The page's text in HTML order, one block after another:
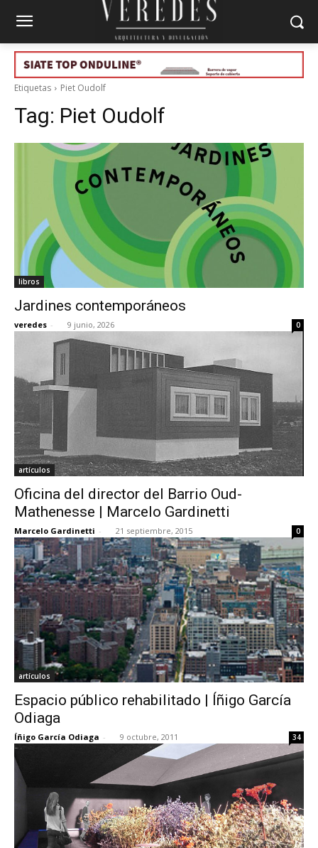
Etiquetas Piet Oudolf
Tag: Piet Oudolf
libros
Jardines contemporáneos
veredes - 9 junio, 2026 0
artículos
Oficina del director del Barrio Oud-
Mathenesse | Marcelo Gardinetti
Marcelo Gardinetti - 21 septiembre, 2015 0
artículos
Espacio público rehabilitado | Íñigo García
Odiaga
Íñigo García Odiaga - 9 octubre, 2011 34